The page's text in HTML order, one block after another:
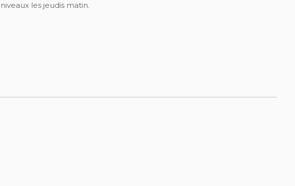
les jeudis matin.